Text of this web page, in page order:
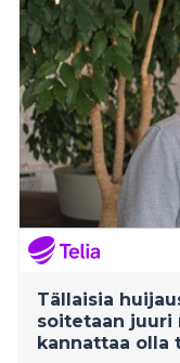
Tällaisia
soitetaan juuri
kannattaa olla